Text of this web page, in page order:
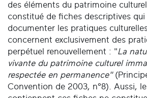
des éléments du patrimoine
constitué de fiches descriptives
documenter les pratiques
concernent exclusivement des
perpétuel renouvellement : "La
vivante du patrimoine culturel
respectée en permanence"
Convention de 2003, n°8). Aussi,